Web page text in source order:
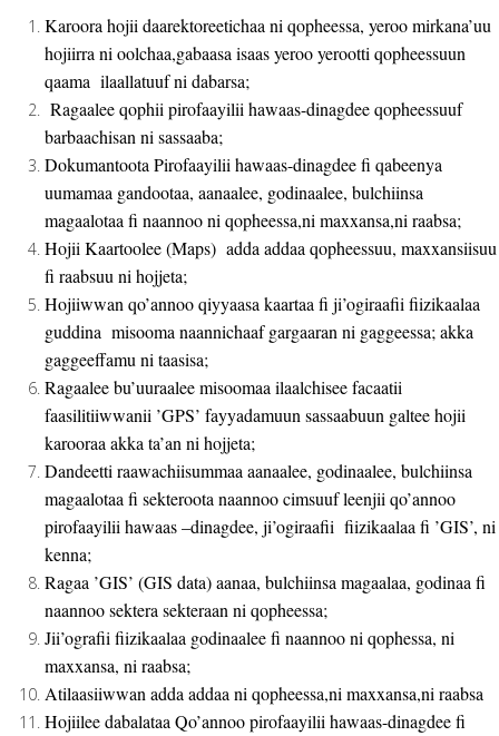
Karoora hojii daarektoreetichaa ni qopheessa, yeroo mirkana’uu
hojiirra ni oolchaa,gabaasa isaas yeroo yerootti qopheessuun
qaama ilaallatuuf ni dabarsa;
Ragaalee qophii pirofaayilii hawaas-dinagdee qopheessuuf
barbaachisan ni sassaaba;
Dokumantoota Pirofaayilii hawaas-dinagdee fi qabeenya
uumamaa gandootaa, aanaalee, godinaalee, bulchiinsa
magaalotaa fi naannoo ni qopheessa,ni maxxansa,ni raabsa;
Hojii Kaartoolee (Maps) adda addaa qopheessuu, maxxansiisuu
fi raabsuu ni hojjeta;
Hojiiwwan qo’annoo qiyyaasa kaartaa fi ji’ogiraafii fiizikaalaa
guddina misooma naannichaaf gargaaran ni gaggeessa; akka
gaggeeffamu ni taasisa;
Ragaalee bu’uuraalee misoomaa ilaalchisee facaatii
faasilitiiwwanii ’GPS’ fayyadamuun sassaabuun galtee hojii
karooraa akka ta’an ni hojjeta;
Dandeetti raawachiisummaa aanaalee, godinaalee, bulchiinsa
magaalotaa fi sekteroota naannoo cimsuuf leenjii qo’annoo
pirofaayilii hawaas –dinagdee, ji’ogiraafii fiizikaalaa fi ’GIS’, ni
kenna;
Ragaa ’GIS’ (GIS data) aanaa, bulchiinsa magaalaa, godinaa fi
naannoo sektera sekteraan ni qopheessa;
Jii’ografii fiizikaalaa godinaalee fi naannoo ni qophessa, ni
maxxansa, ni raabsa;
Atilaasiiwwan adda addaa ni qopheessa,ni maxxansa,ni raabsa
Hojiilee dabalataa Qo’annoo pirofaayilii hawaas-dinagdee fi